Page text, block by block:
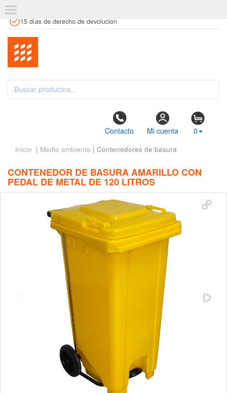
15 días de derecho de devolución
Contacto Mi cuenta 0
Inicio | Medio ambiente | Contenedores de basura
CONTENEDOR DE BASURA AMARILLO CON
PEDAL DE METAL DE 120 LITROS